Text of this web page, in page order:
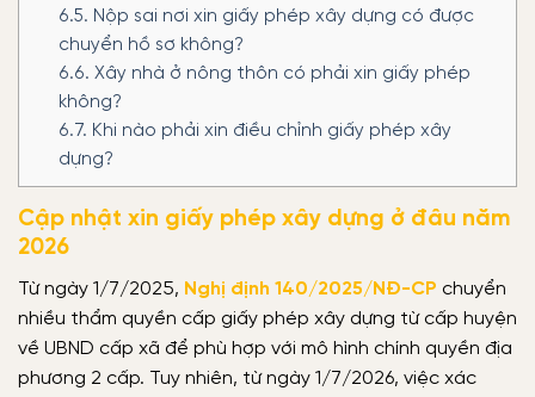
6.5. Nộp sai nơi xin giấy phép xây dựng có được
chuyển hồ sơ không?
6.6. Xây nhà ở nông thôn có phải xin giấy phép
không?
6.7. Khi nào phải xin điều chỉnh giấy phép xây
dựng?
Cập nhật xin giấy phép xây dựng ở đâu năm
2026
Từ ngày 1/7/2025, Nghị định 140/2025/NĐ-CP chuyển
nhiều thẩm quyền cấp giấy phép xây dựng từ cấp huyện
về UBND cấp xã để phù hợp với mô hình chính quyền địa
phương 2 cấp. Tuy nhiên, từ ngày 1/7/2026, việc xác